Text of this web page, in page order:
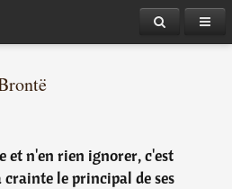
et n'en rien ignorer, c'est
crainte le principal de ses